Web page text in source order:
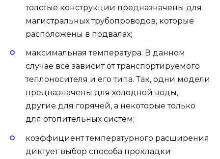
толстые конструкции предназначены для
магистральных трубопроводов, которые
расположены в подвалах;
максимальная температура. В данном
случае все зависит от транспортируемого
теплоносителя и его типа. Так, одни модели
предназначены для холодной воды,
другие для горячей, а некоторые только
для отопительных систем;
коэффициент температурного расширения
диктует выбор способа прокладки